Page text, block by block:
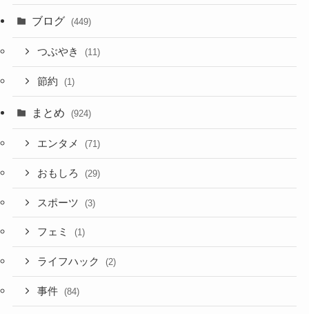
ブログ (449)
つぶやき (11)
節約 (1)
まとめ (924)
エンタメ (71)
おもしろ (29)
スポーツ (3)
フェミ (1)
ライフハック (2)
事件 (84)